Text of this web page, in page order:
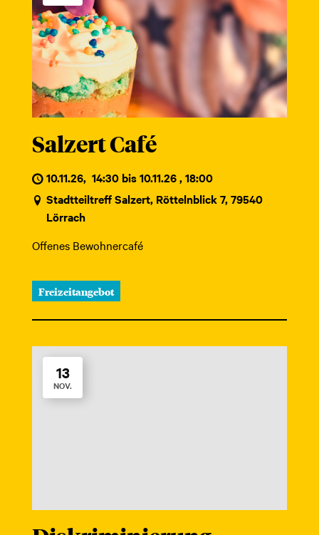
Salzert Café
10.11.26, 14:30 bis 10.11.26 , 18:00
Stadtteiltreff Salzert, Röttelnblick 7, 79540
Lörrach
Offenes Bewohnercafé
Freizeitangebot
13
NOV.